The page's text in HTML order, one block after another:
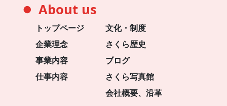
● About us
トップページ
企業理念
事業内容
仕事内容
文化・制度
さくら歴史
ブログ
さくら写真館
会社概要、沿革